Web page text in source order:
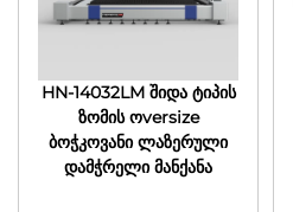
HN-14032LM შიდა ტიპის
ზომის ოversize
ბოჭკოვანი ლაზერული
დამჭრელი მანქანა